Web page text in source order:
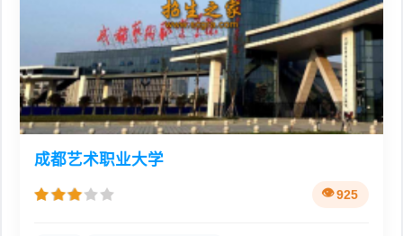
成都艺术职业大学
925